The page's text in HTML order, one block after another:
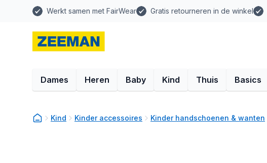
Werkt samen met FairWear Gratis retourneren in de winkel
Dames Heren Baby Kind Thuis Basics
Kind Kinder accessoires Kinder handschoenen & wanten